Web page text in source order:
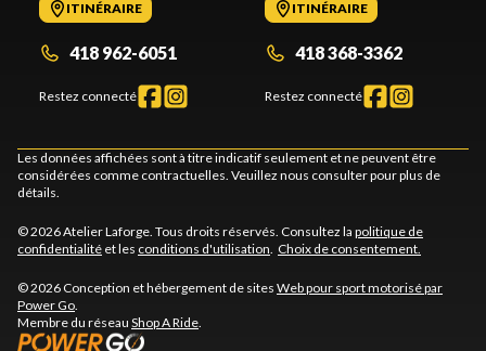
ITINÉRAIRE
418 962-6051
Restez connecté
ITINÉRAIRE
418 368-3362
Restez connecté
Les données affichées sont à titre indicatif seulement et ne peuvent être
considérées comme contractuelles. Veuillez nous consulter pour plus de
détails.
© 2026 Atelier Laforge. Tous droits réservés. Consultez la politique de
confidentialité et les conditions d'utilisation. Choix de consentement.
© 2026 Conception et hébergement de sites Web pour sport motorisé par
Power Go.
Membre du réseau Shop A Ride.